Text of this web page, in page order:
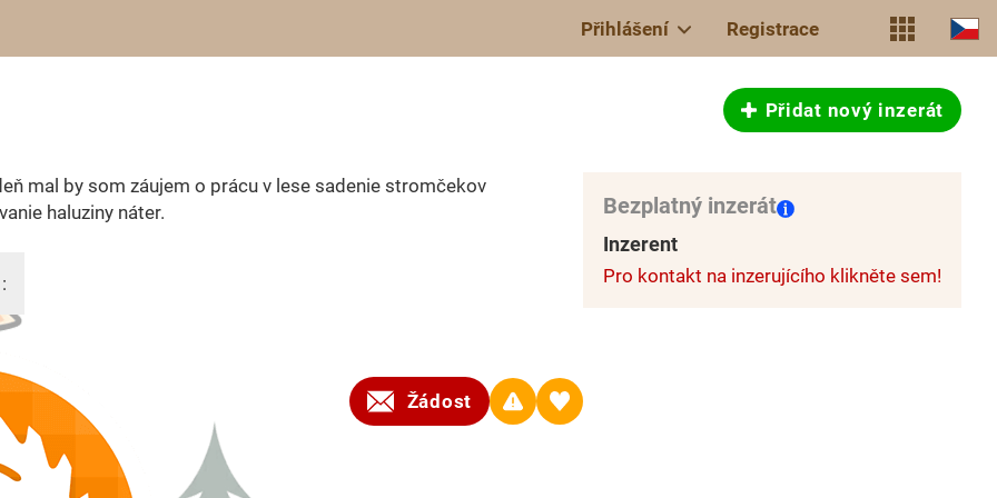
Přihlášení Registrace
Přidat nový inzerát
mal by som záujem o prácu v lese sadenie stromčekov
haluziny náter.
Žádost
Bezplatný inzerát
Inzerent
Pro kontakt na inzerujícího klikněte sem!